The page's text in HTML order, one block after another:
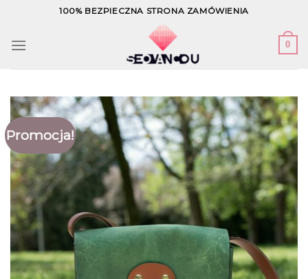
content
100% BEZPIECZNA STRONA ZAMÓWIENIA
0
Promocja!